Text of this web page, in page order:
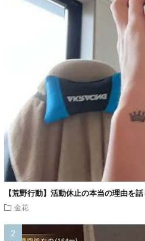
【荒野行動】活動休止の本当の理由を
金花